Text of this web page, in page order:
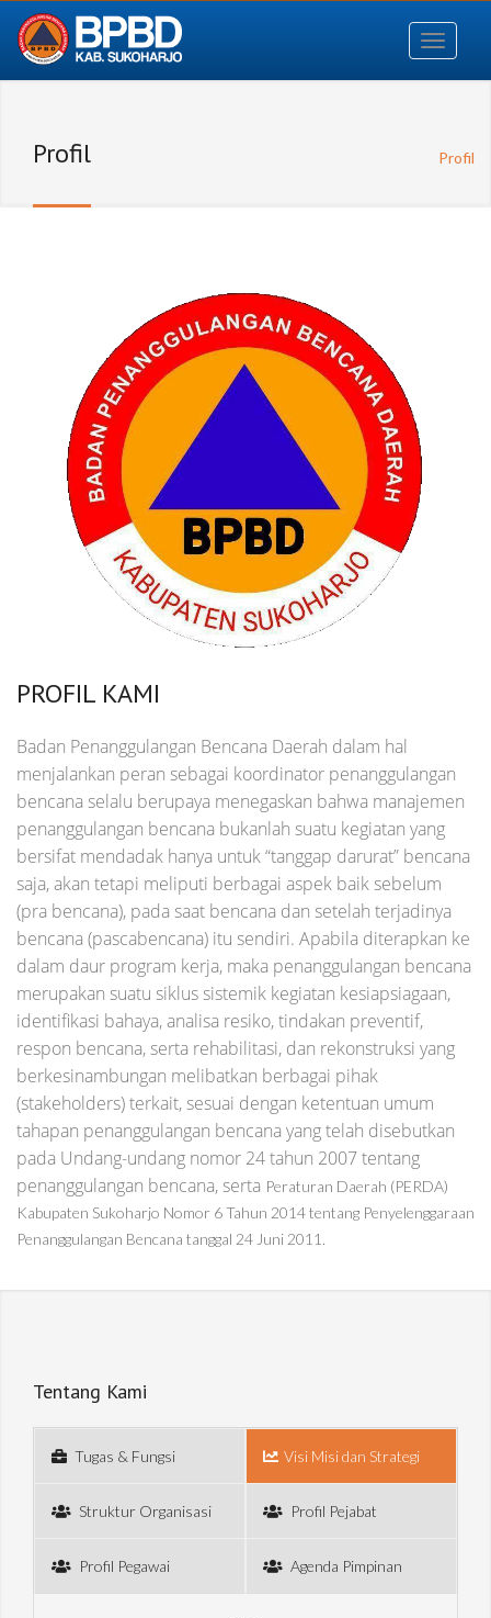
Profil Profil
PROFIL KAMI
Badan Penanggulangan Bencana Daerah dalam hal
menjalankan peran sebagai koordinator penanggulangan
bencana selalu berupaya menegaskan bahwa manajemen
penanggulangan bencana bukanlah suatu kegiatan yang
bersifat mendadak hanya untuk “tanggap darurat” bencana
saja, akan tetapi meliputi berbagai aspek baik sebelum
(pra bencana), pada saat bencana dan setelah terjadinya
bencana (pascabencana) itu sendiri. Apabila diterapkan ke
dalam daur program kerja, maka penanggulangan bencana
merupakan suatu siklus sistemik kegiatan kesiapsiagaan,
identifikasi bahaya, analisa resiko, tindakan preventif,
respon bencana, serta rehabilitasi, dan rekonstruksi yang
berkesinambungan melibatkan berbagai pihak
(stakeholders) terkait, sesuai dengan ketentuan umum
tahapan penanggulangan bencana yang telah disebutkan
pada Undang-undang nomor 24 tahun 2007 tentang
penanggulangan bencana, serta Peraturan Daerah (PERDA)
Kabupaten Sukoharjo Nomor 6 Tahun 2014 tentang Penyelenggaraan
Penanggulangan Bencana tanggal 24 Juni 2011.
Tentang Kami
Tugas & Fungsi Visi Misi dan Strategi
Struktur Organisasi Profil Pejabat
Profil Pegawai Agenda Pimpinan